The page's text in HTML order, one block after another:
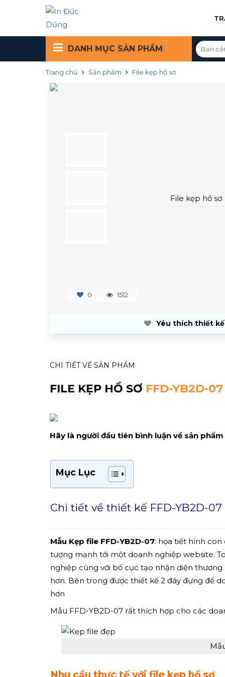
DANH MỤC SẢN PHẨM
Trang chủ Sản phẩm File kẹp hồ sơ
0 1512
Yêu thích thiết
CHI TIẾT VỀ SẢN PHẨM
FILE KẸP HỒ SƠ FFD-YB2D-07
Hãy là người đầu tiên bình luận về sản phẩm
Mục Lục
Chi tiết về thiết kế FFD-YB2D-07
Mẫu Kẹp file FFD-YB2D-07: họa tiết hình
tượng mạnh tới một doanh nghiệp website.
nghiệp cùng với bố cục tạo nhận diện
hơn. Bên trong được thiết kế 2 đáy đựng để
hơn
Mẫu FFD-YB2D-07 rất thích hợp cho các
Nhu cầu thực tế với file kẹp hồ sơ